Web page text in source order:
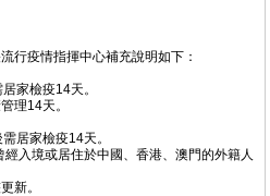
行疫情指揮中心補充說明如下：
家檢疫14天。
理14天。
居家檢疫14天。
入境或居住於中國、香港、澳門的外籍人
新。